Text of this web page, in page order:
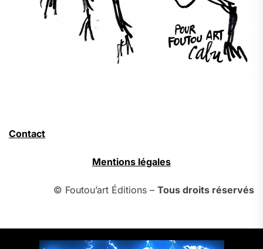
Contact
Mentions légales
© Foutou’art Éditions – Tous droits réservés